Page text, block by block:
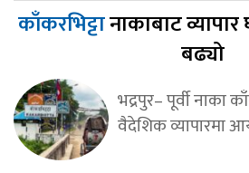
काँकरभिट्टानाकाबाट
बढ्यो
भद्रपुर– पूर्वी नाका
वैदेशिक व्यापारमा